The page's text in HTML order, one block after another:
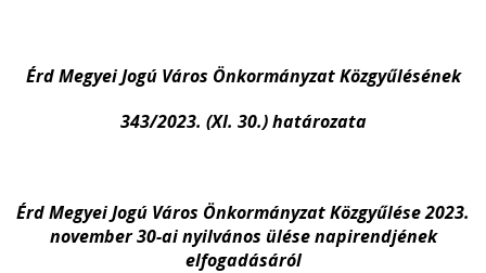
Érd Megyei Jogú Város Önkormányzat Közgyűlésének
343/2023. (XI. 30.) határozata
Érd Megyei Jogú Város Önkormányzat Közgyűlése 2023.
november 30-ai nyilvános ülése napirendjének
elfogadásáról